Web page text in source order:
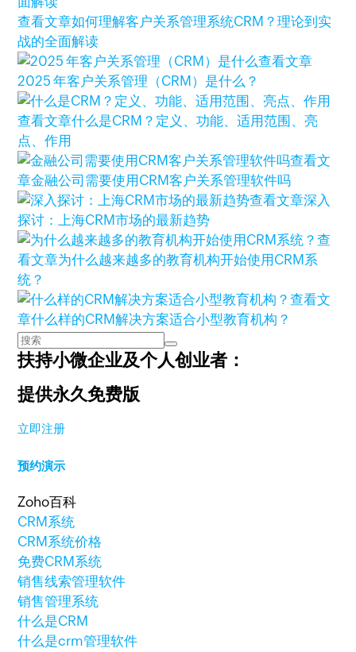
查看文章如何理解客户关系管理系统CRM？理论到实
战的全面解读
查看文章
2025 年客户关系管理（CRM）是什么？
查看文章什么是CRM？定义、功能、适用范围、亮
点、作用
查看文
章金融公司需要使用CRM客户关系管理软件吗
查看文章深入
探讨：上海CRM市场的最新趋势
查
看文章为什么越来越多的教育机构开始使用CRM系
统？
查看文
章什么样的CRM解决方案适合小型教育机构？
扶持小微企业及个人创业者：
提供永久免费版
立即注册
预约演示
Zoho百科
CRM系统
CRM系统价格
免费CRM系统
销售线索管理软件
销售管理系统
什么是CRM
什么是crm管理软件